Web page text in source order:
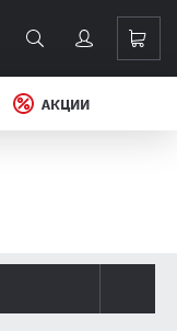
АКЦИИ